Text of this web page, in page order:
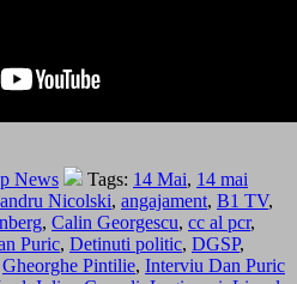
News Tags: 14 Mai, 14 mai
Nicolski, angajament, B1 TV,
, Calin Georgescu, cc al pcr,
Puric, Detinuti politic, DGSP,
Gheorghe Pintilie, Interviu Dan Puric